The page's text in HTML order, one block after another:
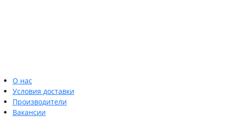
О нас
Условия доставки
Производители
Вакансии